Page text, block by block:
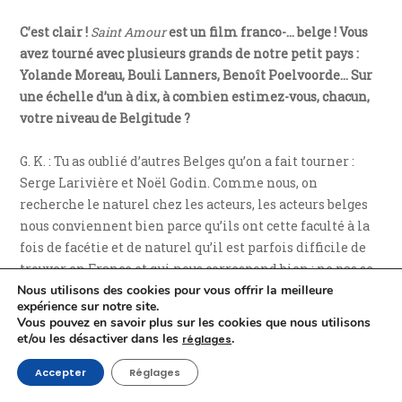
C’est clair ! Saint Amourest un film franco-… belge ! Vous
avez tourné avec plusieurs grands de notre petit pays :
Yolande Moreau, Bouli Lanners, Benoît Poelvoorde… Sur
une échelle d’un à dix, à combien estimez-vous, chacun,
votre niveau de Belgitude ?
G. K. : Tu as oublié d’autres Belges qu’on a fait tourner :
Serge Larivière et Noël Godin. Comme nous, on
recherche le naturel chez les acteurs, les acteurs belges
nous conviennent bien parce qu’ils ont cette faculté à la
fois de facétie et de naturel qu’il est parfois difficile de
trouver en France et qui nous correspond bien : ne pas se
prendre au sérieux, aller dans des délires absurdes ou
surréalistes. Donc c’est pour cela qu’on se sent très proche
de la Belgique. Quant à notre degré de Belgitude, j’espère
soudainement, on n’est plus français.
Nous utilisons des cookies pour vous offrir la meilleure
expérience sur notre site.
Vous pouvez en savoir plus sur les cookies que nous utilisons
et/ou les désactiver dans les réglages.
Accepter Réglages